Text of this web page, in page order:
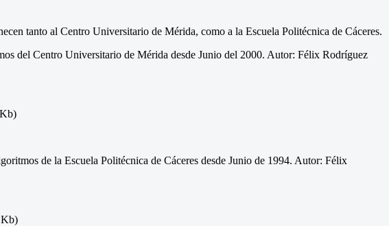
tanto al Centro Universitario de Mérida, como a la Escuela Politécnica de Cáceres.
del Centro Universitario de Mérida desde Junio del 2000. Autor: Félix Rodríguez
de la Escuela Politécnica de Cáceres desde Junio de 1994. Autor: Félix